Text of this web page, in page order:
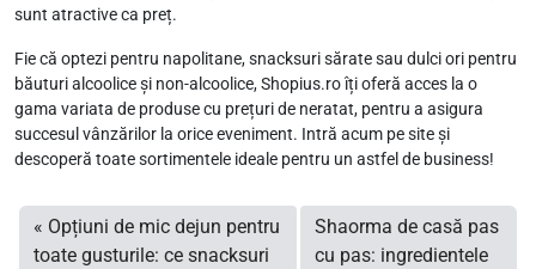
sunt atractive ca preț.
Fie că optezi pentru napolitane, snacksuri sărate sau dulci ori pentru
băuturi alcoolice și non-alcoolice, Shopius.ro îți oferă acces la o
gama variata de produse cu prețuri de neratat, pentru a asigura
succesul vânzărilor la orice eveniment. Intră acum pe site și
descoperă toate sortimentele ideale pentru un astfel de business!
Opțiuni de mic dejun pentru
toate gusturile: ce snacksuri
Shaorma de casă pas
cu pas: ingredientele